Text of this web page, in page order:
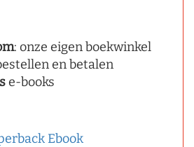
: onze eigen boekwinkel
en betalen
e-books
Ebook